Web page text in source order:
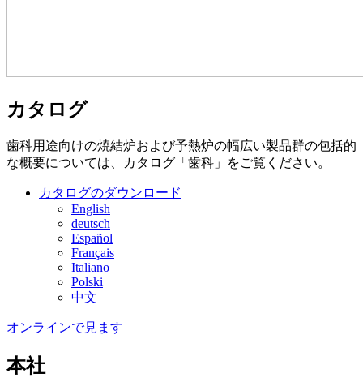
カタログ
歯科用途向けの焼結炉および予熱炉の幅広い製品群の包括的
な概要については、カタログ「歯科」をご覧ください。
カタログのダウンロード
English
deutsch
Español
Français
Italiano
Polski
中文
オンラインで見ます
本社